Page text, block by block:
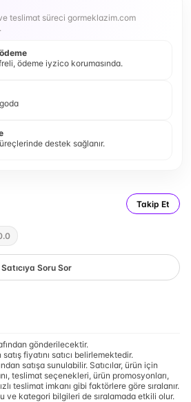
teslimat süreci gormeklazim.com
ödeme iyzico korumasında.
destek sağlanır.
Takip Et
Satıcıya Soru Sor
gönderilecektir.
fiyatını satıcı belirlemektedir.
satışa sunulabilir. Satıcılar, ürün için
teslimat seçenekleri, ürün promosyonları,
teslimat imkanı gibi faktörlere göre sıralanır.
ve kategori bilgileri de sıralamada etkili olur.